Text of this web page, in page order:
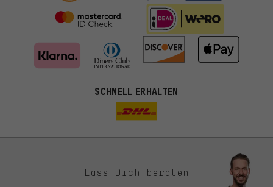
SCHNELL ERHALTEN
Lass Dich beraten